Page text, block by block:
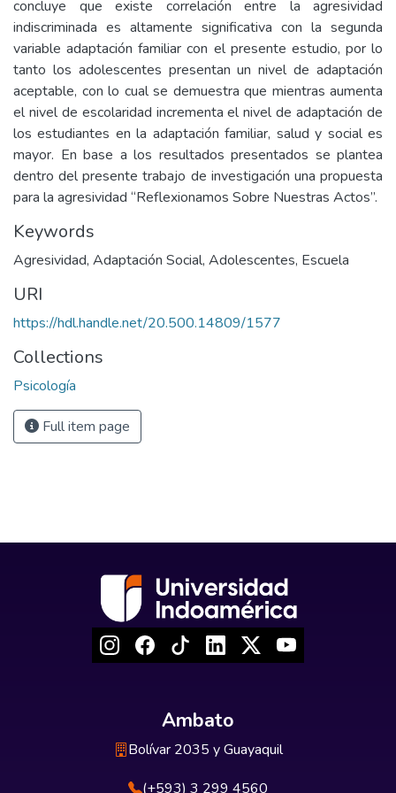
concluye que existe correlación entre la agresividad
indiscriminada es altamente significativa con la segunda
variable adaptación familiar con el presente estudio, por lo
tanto los adolescentes presentan un nivel de adaptación
aceptable, con lo cual se demuestra que mientras aumenta
el nivel de escolaridad incrementa el nivel de adaptación de
los estudiantes en la adaptación familiar, salud y social es
mayor. En base a los resultados presentados se plantea
dentro del presente trabajo de investigación una propuesta
para la agresividad “Reflexionamos Sobre Nuestras Actos”.
Keywords
Agresividad, Adaptación Social, Adolescentes, Escuela
URI
https://hdl.handle.net/20.500.14809/1577
Collections
Psicología
Full item page
Ambato
Bolívar 2035 y Guayaquil
(+593) 3 299 4560